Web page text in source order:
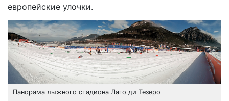
европейские улочки.
Панорама лыжного стадиона Лаго ди Тезеро